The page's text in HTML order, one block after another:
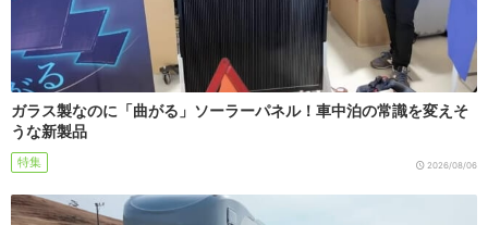
ガラス製なのに「曲がる」ソーラーパネル！車中泊の常識を変えそ
うな新製品
特集 2026/08/06